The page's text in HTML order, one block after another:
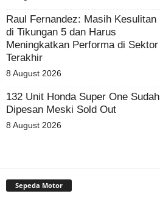
Raul Fernandez: Masih Kesulitan
di Tikungan 5 dan Harus
Meningkatkan Performa di Sektor
Terakhir
8 August 2026
132 Unit Honda Super One Sudah
Dipesan Meski Sold Out
8 August 2026
Sepeda Motor